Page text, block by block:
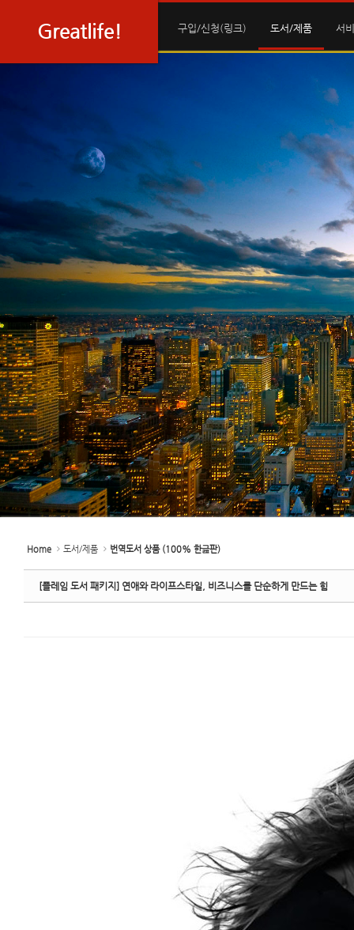
Greatlife! 구입/신청(링크) 도서/제품 서
Home 도서/제품 번역도서 상품 (100% 한긆판)
[플레임 도서 패키지] 연애와 라이프스타일, 비즈니스를 단순하게 만드는 힘